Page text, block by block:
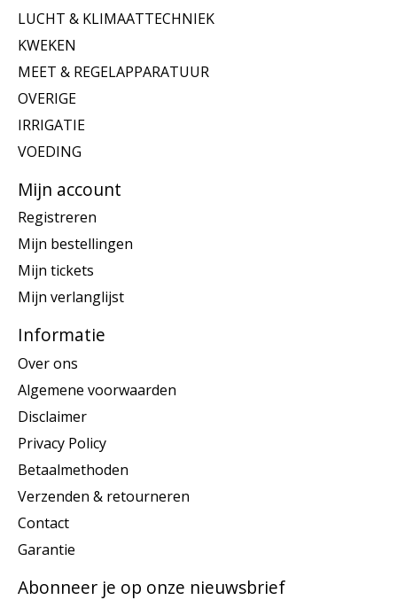
LUCHT & KLIMAATTECHNIEK
KWEKEN
MEET & REGELAPPARATUUR
OVERIGE
IRRIGATIE
VOEDING
Mijn account
Registreren
Mijn bestellingen
Mijn tickets
Mijn verlanglijst
Informatie
Over ons
Algemene voorwaarden
Disclaimer
Privacy Policy
Betaalmethoden
Verzenden & retourneren
Contact
Garantie
Abonneer je op onze nieuwsbrief